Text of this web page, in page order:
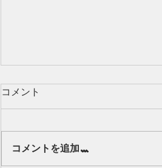
コメント
コメントを追加…